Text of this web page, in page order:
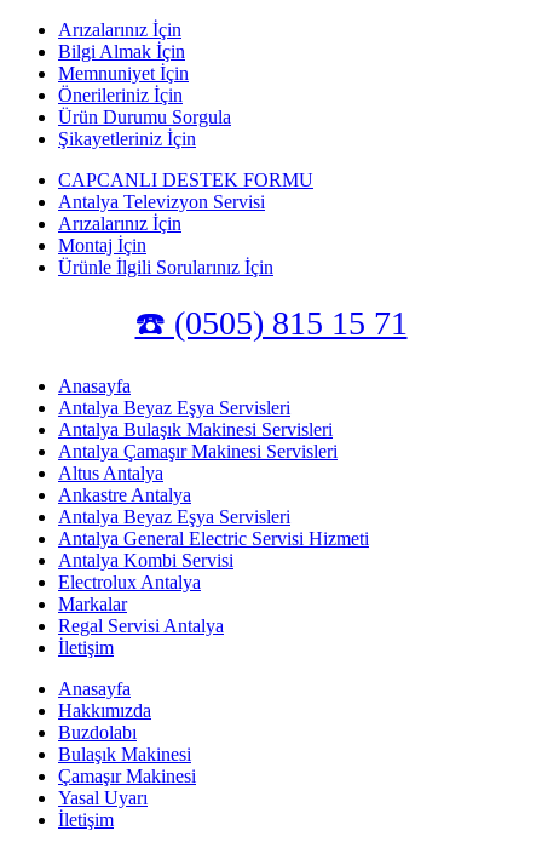
Arızalarınız İçin
Bilgi Almak İçin
Memnuniyet İçin
Önerileriniz İçin
Ürün Durumu Sorgula
Şikayetleriniz İçin
CAPCANLI DESTEK FORMU
Antalya Televizyon Servisi
Arızalarınız İçin
Montaj İçin
Ürünle İlgili Sorularınız İçin
☎️ (0505) 815 15 71
Anasayfa
Antalya Beyaz Eşya Servisleri
Antalya Bulaşık Makinesi Servisleri
Antalya Çamaşır Makinesi Servisleri
Altus Antalya
Ankastre Antalya
Antalya Beyaz Eşya Servisleri
Antalya General Electric Servisi Hizmeti
Antalya Kombi Servisi
Electrolux Antalya
Markalar
Regal Servisi Antalya
İletişim
Anasayfa
Hakkımızda
Buzdolabı
Bulaşık Makinesi
Çamaşır Makinesi
Yasal Uyarı
İletişim